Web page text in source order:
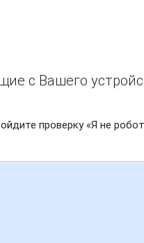
с Вашего
проверку «Я не